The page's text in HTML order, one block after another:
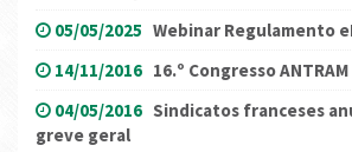
05/05/2025 Webinar Regulamento
14/11/2016 16.º Congresso ANTRAM
04/05/2016 Sindicatos franceses
greve geral